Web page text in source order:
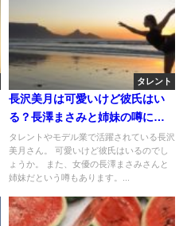
タレント
長沢美月は可愛いけど彼氏はい
る？長澤まさみと姉妹の噂につ
いて！
タレントやモデル業で活躍されている長沢
美月さん。 可愛いけど彼氏はいるのでし
ょうか。 また、女優の長澤まさみさんと
姉妹だという噂もあります。...